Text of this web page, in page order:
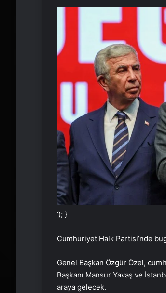
‘); }
Cumhuriyet Halk Partisi’nde
Genel Başkan Özgür Özel,
Başkanı Mansur Yavaş ve
araya gelecek.